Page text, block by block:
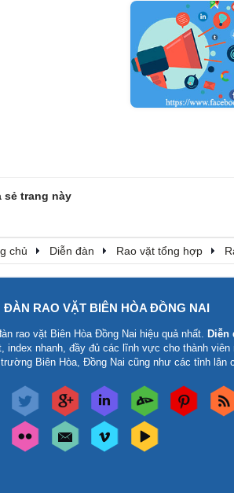
sẻ trang này
chủ Diễn đàn Rao vặt tổng hợp
ĐÀN RAO VẶT BIÊN HÒA ĐỒNG NAI
rao vặt Biên Hòa Đồng Nai hiệu quả nhất. Diễn
index nhanh, đầy đủ các lĩnh vực cho thành viên
Biên Hòa, Đồng Nai cũng như các tỉnh lân